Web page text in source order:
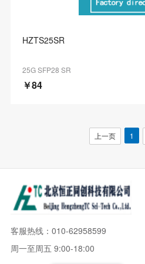
HZTS25SR
25G SFP28 SR
￥84
上一页 1
客服热线：010-62958599
周一至周五 9:00-18:00